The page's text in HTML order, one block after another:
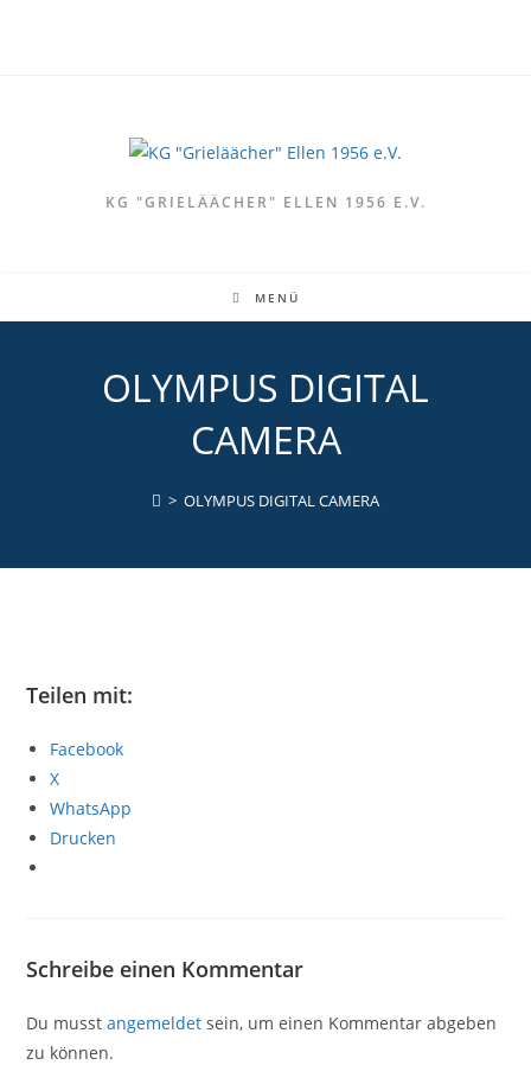
KG "GRIELÄÄCHER" ELLEN 1956 E.V.
MENÜ
OLYMPUS DIGITAL
CAMERA
> OLYMPUS DIGITAL CAMERA
Teilen mit:
Facebook
X
WhatsApp
Drucken
Schreibe einen Kommentar
Du musstangemeldet sein, um einen Kommentar abgeben
zu können.